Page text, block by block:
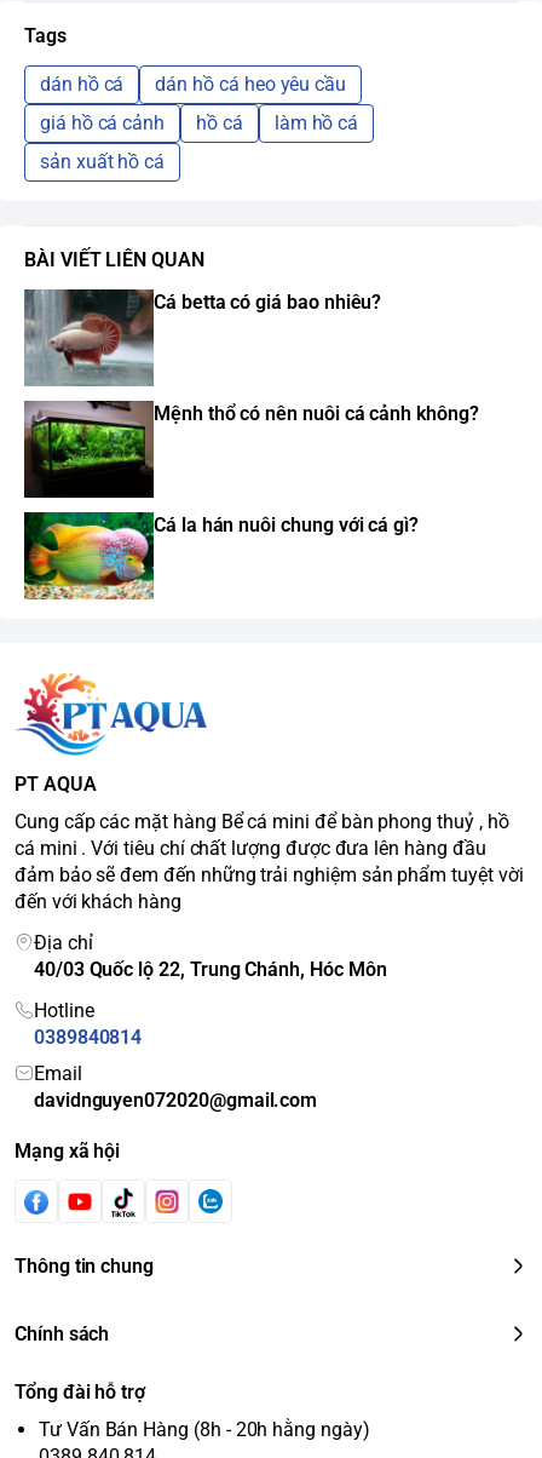
Tags
dán hồ cá
dán hồ cá heo yêu cầu
giá hồ cá cảnh
hồ cá
làm hồ cá
sản xuất hồ cá
BÀI VIẾT LIÊN QUAN
Cá betta có giá bao nhiêu?
Mệnh thổ có nên nuôi cá cảnh không?
Cá la hán nuôi chung với cá gì?
PT AQUA
Cung cấp các mặt hàng Bể cá mini để bàn phong thuỷ , hồ
cá mini . Với tiêu chí chất lượng được đưa lên hàng đầu
đảm bảo sẽ đem đến những trải nghiệm sản phẩm tuyệt vời
đến với khách hàng
Địa chỉ
40/03 Quốc lộ 22, Trung Chánh, Hóc Môn
Hotline
0389840814
Email
davidnguyen072020@gmail.com
Mạng xã hội
Thông tin chung
Chính sách
Tổng đài hỗ trợ
Tư Vấn Bán Hàng (8h - 20h hằng ngày)